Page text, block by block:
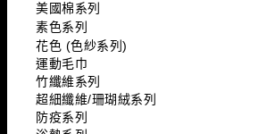
美國棉系列
素色系列
花色 (色紗系列)
運動毛巾
竹纖維系列
超細纖維/珊瑚絨系列
防疫系列